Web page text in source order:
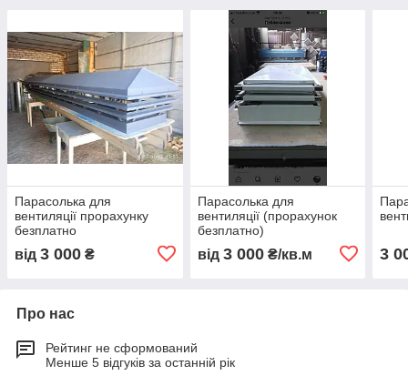
Парасолька для
вентиляції прорахунку
безплатно
від 3 000 ₴
Парасолька для
вентиляції (прорахунок
безплатно)
від 3 000₴/кв.м 3
Про нас
Рейтинг не сформований
Менше 5 відгуків за останній рік